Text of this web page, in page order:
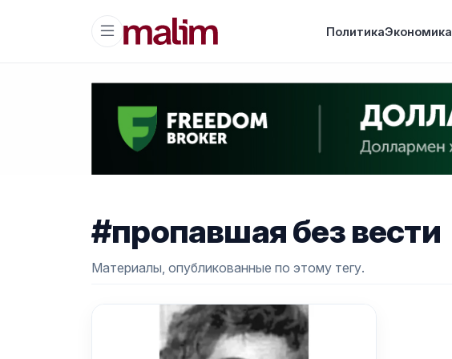
ПолитикаЭкономика
#пропавшая без вести
Материалы, опубликованные по этому тегу.